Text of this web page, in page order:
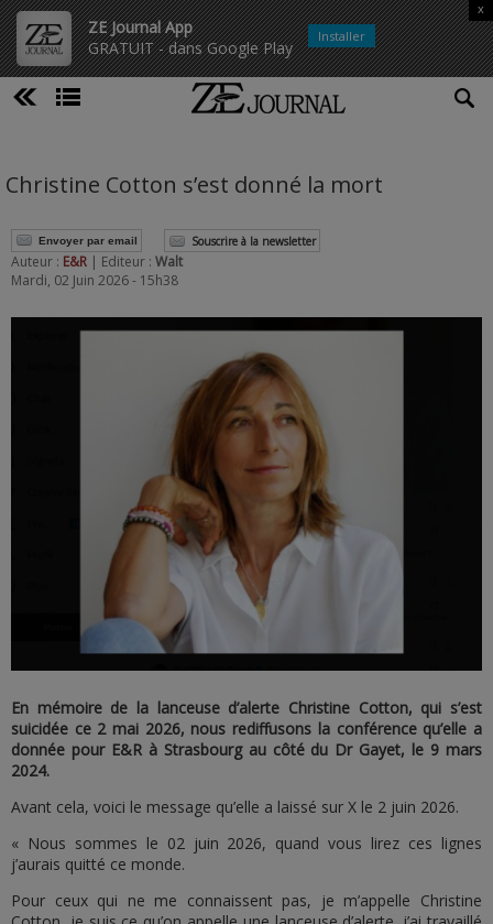
ZE Journal App
GRATUIT - dans Google Play
x
Installer
Christine Cotton s’est donné la mort
Envoyer par email Souscrire à la newsletter
Auteur : E&R | Editeur : Walt
Mardi, 02 Juin 2026 - 15h38
En mémoire de la lanceuse d’alerte Christine Cotton, qui s’est
suicidée ce 2 mai 2026, nous rediffusons la conférence qu’elle a
donnée pour E&R à Strasbourg au côté du Dr Gayet, le 9 mars
2024.
Avant cela, voici le message qu’elle a laissé sur X le 2 juin 2026.
« Nous sommes le 02 juin 2026, quand vous lirez ces lignes
j’aurais quitté ce monde.
Pour ceux qui ne me connaissent pas, je m’appelle Christine